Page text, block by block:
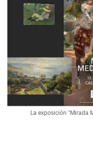
La exposición "Mirada